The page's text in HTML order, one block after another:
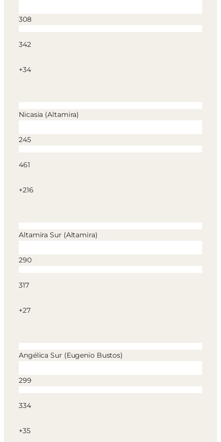
308
342
+34
Nicasia (Altamira)
245
461
+216
Altamira Sur (Altamira)
290
317
+27
Angélica Sur (Eugenio Bustos)
299
334
+35